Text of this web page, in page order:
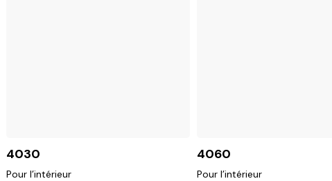
4030
Pour l’intérieur
4060
Pour l’intérieur